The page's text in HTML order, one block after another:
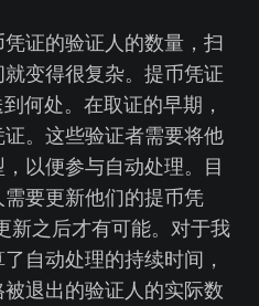
证的验证人的数量，扫
变得很复杂。提币凭证
何处。在取证的早期，
。这些验证者需要将他
以便参与自动处理。目
要更新他们的提币凭
新之后才有可能。对于我
自动处理的持续时间，
退出的验证人的实际数